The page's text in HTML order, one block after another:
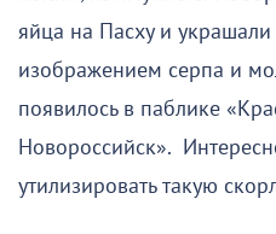
яйца на Пасху и
изображением серпа и
появилось в паблике
Новороссийск».
утилизировать такую